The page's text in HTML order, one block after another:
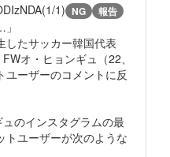
1) NG 報告
したサッカー韓国代表
オ・ヒョンギュ（22、
ユーザーのコメントに反
のインスタグラムの最
トユーザーが次のような